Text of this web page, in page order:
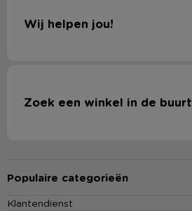
Wij helpen jou!
Zoek een winkel in de buurt
Populaire categorieën
Klantendienst